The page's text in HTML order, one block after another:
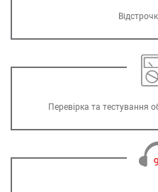
Перевірка та тестування